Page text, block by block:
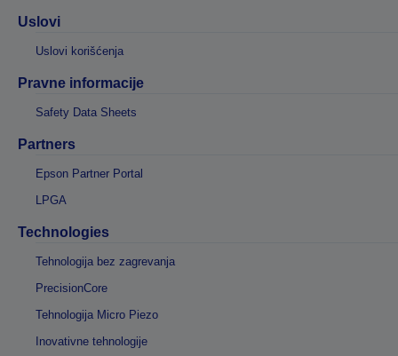
Uslovi
Uslovi korišćenja
Pravne informacije
Safety Data Sheets
Partners
Epson Partner Portal
LPGA
Technologies
Tehnologija bez zagrevanja
PrecisionCore
Tehnologija Micro Piezo
Inovativne tehnologije